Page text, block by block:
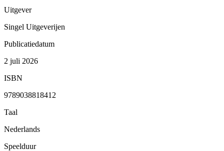
Uitgever
Singel Uitgeverijen
Publicatiedatum
2 juli 2026
ISBN
9789038818412
Taal
Nederlands
Speelduur